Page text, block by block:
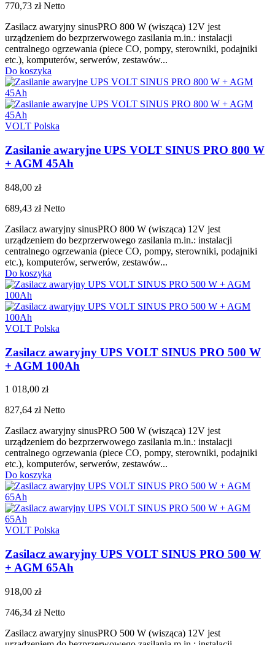
770,73 złNetto
Zasilacz awaryjny sinusPRO 800 W (wisząca) 12V jest
urządzeniem do bezprzerwowego zasilania m.in.: instalacji
centralnego ogrzewania (piece CO, pompy, sterowniki, podajniki
etc.), komputerów, serwerów, zestawów...
Do koszyka
VOLT Polska
Zasilanie awaryjne UPS VOLT SINUS PRO 800 W
+ AGM 45Ah
848,00 zł
689,43 złNetto
Zasilacz awaryjny sinusPRO 800 W (wisząca) 12V jest
urządzeniem do bezprzerwowego zasilania m.in.: instalacji
centralnego ogrzewania (piece CO, pompy, sterowniki, podajniki
etc.), komputerów, serwerów, zestawów...
Do koszyka
VOLT Polska
Zasilacz awaryjny UPS VOLT SINUS PRO 500 W
+ AGM 100Ah
1 018,00 zł
827,64 złNetto
Zasilacz awaryjny sinusPRO 500 W (wisząca) 12V jest
urządzeniem do bezprzerwowego zasilania m.in.: instalacji
centralnego ogrzewania (piece CO, pompy, sterowniki, podajniki
etc.), komputerów, serwerów, zestawów...
Do koszyka
VOLT Polska
Zasilacz awaryjny UPS VOLT SINUS PRO 500 W
+ AGM 65Ah
918,00 zł
746,34 złNetto
Zasilacz awaryjny sinusPRO 500 W (wisząca) 12V jest